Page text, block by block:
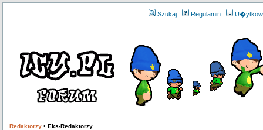
Szukaj Regulamin
Redaktorzy • Eks-Redaktorzy